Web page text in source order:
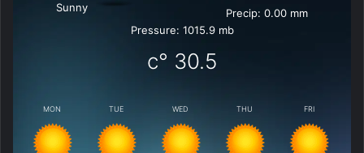
Sunny
Precip: 0.00 mm
Pressure: 1015.9 mb
30.5
°c
MON TUE WED THU FRI